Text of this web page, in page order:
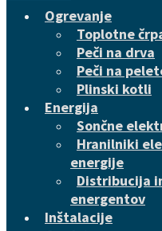
Ogrevanje
Toplotne
Peči na drva
Peči na
Plinski kotli
Energija
Sončne
Hranilniki
energije
Distribucija
energentov
Inštalacije